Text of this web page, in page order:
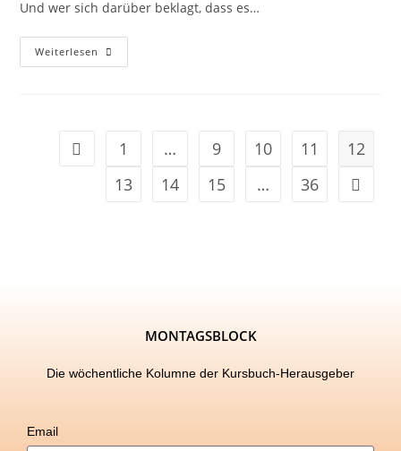
Und wer sich darüber beklagt, dass es…
Weiterlesen
1 … 9 10 11
12
13
14 15 … 36
MONTAGSBLOCK
Die wöchentliche Kolumne der Kursbuch-Herausgeber
Email